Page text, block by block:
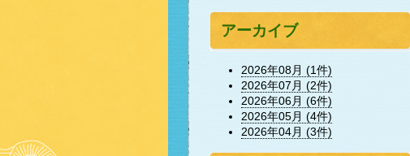
アーカイブ
2026年08月 (1件)
2026年07月 (2件)
2026年06月 (6件)
2026年05月 (4件)
2026年04月 (3件)